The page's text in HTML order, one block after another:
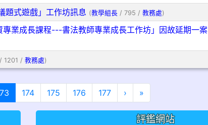
題式遊戲」工作坊訊息 (教學組長/ 795 / 教務處)
業成長課程---書法教師專業成長工作坊」因故延期一案
1201 / 教務處)
(目前頁次)
174 175 176 177 ›下一頁
»最後頁
評鑑網站